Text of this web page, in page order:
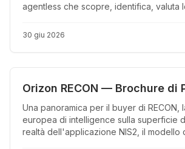
agentless che scopre, identifica, valuta
subnet — senza agent sugli endpoint.
30 giu 2026
Prodotto PDF
Orizon RECON — Brochure di
Una panoramica per il buyer di RECON,
europea di intelligence sulla superficie
realtà dell'applicazione NIS2, il modello